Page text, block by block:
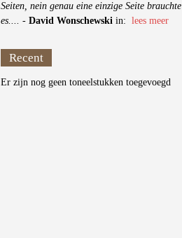
Seiten, nein genau eine einzige Seite brauchte
es.... - David Wonschewski in: lees meer
Recent
Er zijn nog geen toneelstukken toegevoegd